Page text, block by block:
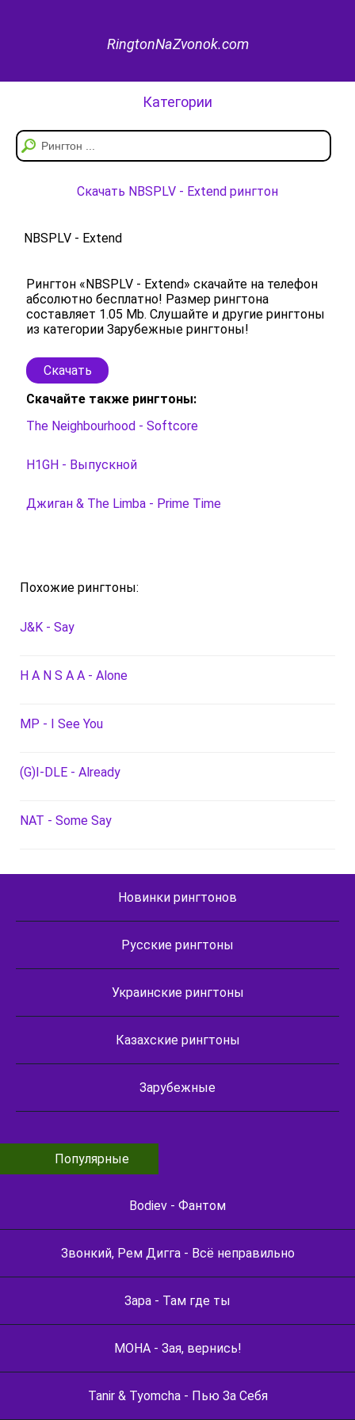
RingtonNaZvonok.com
Категории
Скачать NBSPLV - Extend рингтон
NBSPLV - Extend
Рингтон «NBSPLV - Extend» скачайте на телефон
абсолютно бесплатно! Размер рингтона
составляет 1.05 Mb. Слушайте и другие рингтоны
из категории Зарубежные рингтоны!
Скачать
Скачайте также рингтоны:
The Neighbourhood - Softcore
H1GH - Выпускной
Джиган & The Limba - Prime Time
Похожие рингтоны:
J&K - Say
H A N S A A - Alone
MP - I See You
(G)I-DLE - Already
NAT - Some Say
Новинки рингтонов
Русские рингтоны
Украинские рингтоны
Казахские рингтоны
Зарубежные
Популярные
Bodiev - Фантом
Звонкий, Рем Дигга - Всё неправильно
Зара - Там где ты
МОНА - Зая, вернись!
Tanir & Tyomcha - Пью За Себя